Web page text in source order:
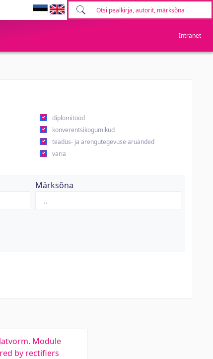
Intranet
diplomitööd
konverentsikogumikud
teadus- ja arengutegevuse aruanded
varia
Märksõna
Module
by rectifiers